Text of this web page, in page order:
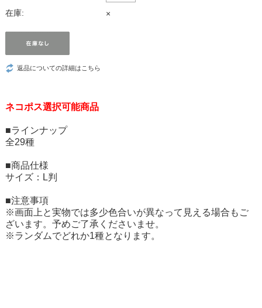
在庫: ×
返品についての詳細はこちら
ネコポス選択可能商品
■ラインナップ
全29種
■商品仕様
サイズ：L判
■注意事項
※画面上と実物では多少色合いが異なって見える場合もご
ざいます。予めご了承くださいませ。
※ランダムでどれか1種となります。